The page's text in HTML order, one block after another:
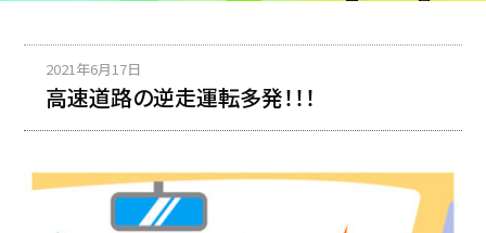
2021年6月17日
高速道路の逆走運転多発！！！